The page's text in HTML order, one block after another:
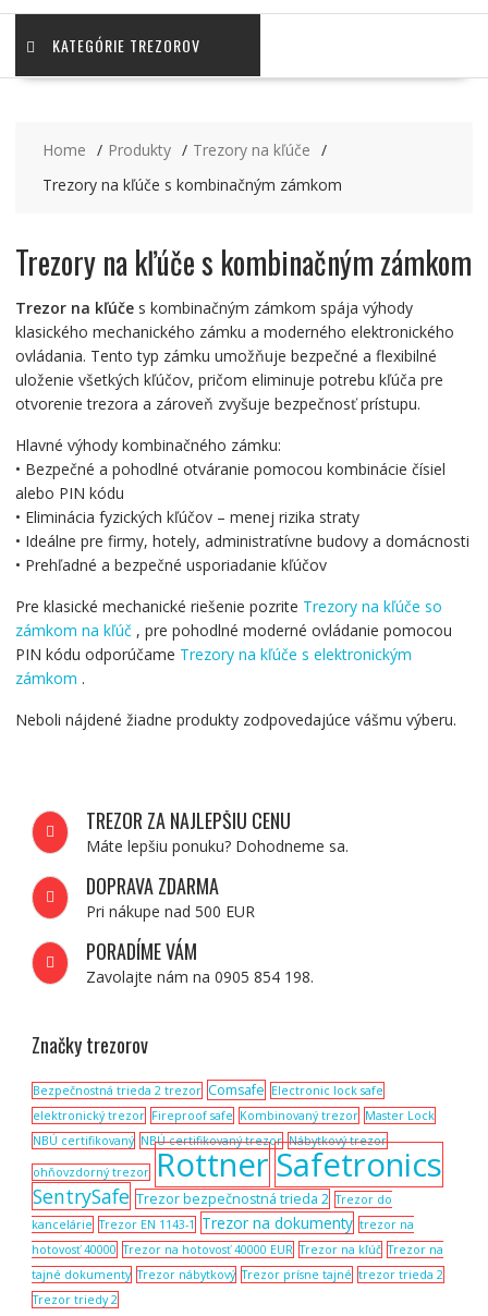
KATEGÓRIE TREZOROV
Home Produkty
Trezory na kľúče
Trezory na kľúče s kombinačným zámkom
Trezory na kľúče s kombinačným zámkom
Trezor na kľúčes kombinačným zámkom spája výhody
klasického mechanického zámku a moderného elektronického
ovládania. Tento typ zámku umožňuje bezpečné a flexibilné
uloženie všetkých kľúčov, pričom eliminuje potrebu kľúča pre
otvorenie trezora a zároveň zvyšuje bezpečnosť prístupu.
Hlavné výhody kombinačného zámku:
• Bezpečné a pohodlné otváranie pomocou kombinácie čísiel
alebo PIN kódu
• Eliminácia fyzických kľúčov – menej rizika straty
• Ideálne pre firmy, hotely, administratívne budovy a domácnosti
• Prehľadné a bezpečné usporiadanie kľúčov
Pre klasické mechanické riešenie pozrite Trezory na kľúče so
zámkom na kľúč , pre pohodlné moderné ovládanie pomocou
PIN kódu odporúčame Trezory na kľúče s elektronickým
zámkom .
Neboli nájdené žiadne produkty zodpovedajúce vášmu výberu.
TREZOR ZA NAJLEPŠIU CENU
Máte lepšiu ponuku? Dohodneme sa.
DOPRAVA ZDARMA
Pri nákupe nad 500 EUR
PORADÍME VÁM
Zavolajte nám na 0905 854 198.
Značky trezorov
Bezpečnostná trieda 2 trezor Comsafe Electronic lock safe
elektronický trezor Fireproof safe Kombinovaný trezor Master Lock
NBÚ certifikovaný NBÚ certifikovaný trezor Nábytkový trezor
ohňovzdorný trezor Rottner Safetronics
SentrySafe Trezor bezpečnostná trieda 2 Trezor do
kancelárie Trezor EN 1143-1 Trezor na dokumenty trezor na
hotovosť 40000 Trezor na hotovosť 40000 EUR Trezor na kľúč Trezor na
tajné dokumenty Trezor nábytkový Trezor prísne tajné trezor trieda 2
Trezor triedy 2